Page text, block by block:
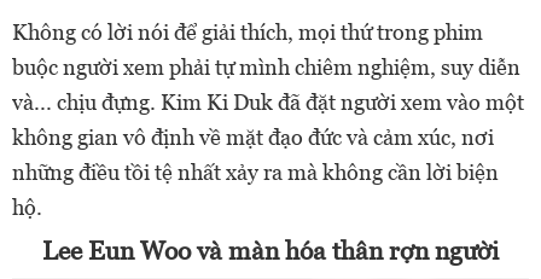
Không có lời nói để giải thích, mọi thứ trong phim
buộc người xem phải tự mình chiêm nghiệm, suy diễn
và... chịu đựng. Kim Ki Duk đã đặt người xem vào một
không gian vô định về mặt đạo đức và cảm xúc, nơi
những điều tồi tệ nhất xảy ra mà không cần lời biện
hộ.
Lee Eun Woo và màn hóa thân rợn người